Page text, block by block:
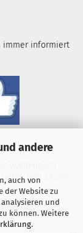
andere
auch von
der Website zu
und
können. Weitere
.
immer informiert
wie möglich
und sauber